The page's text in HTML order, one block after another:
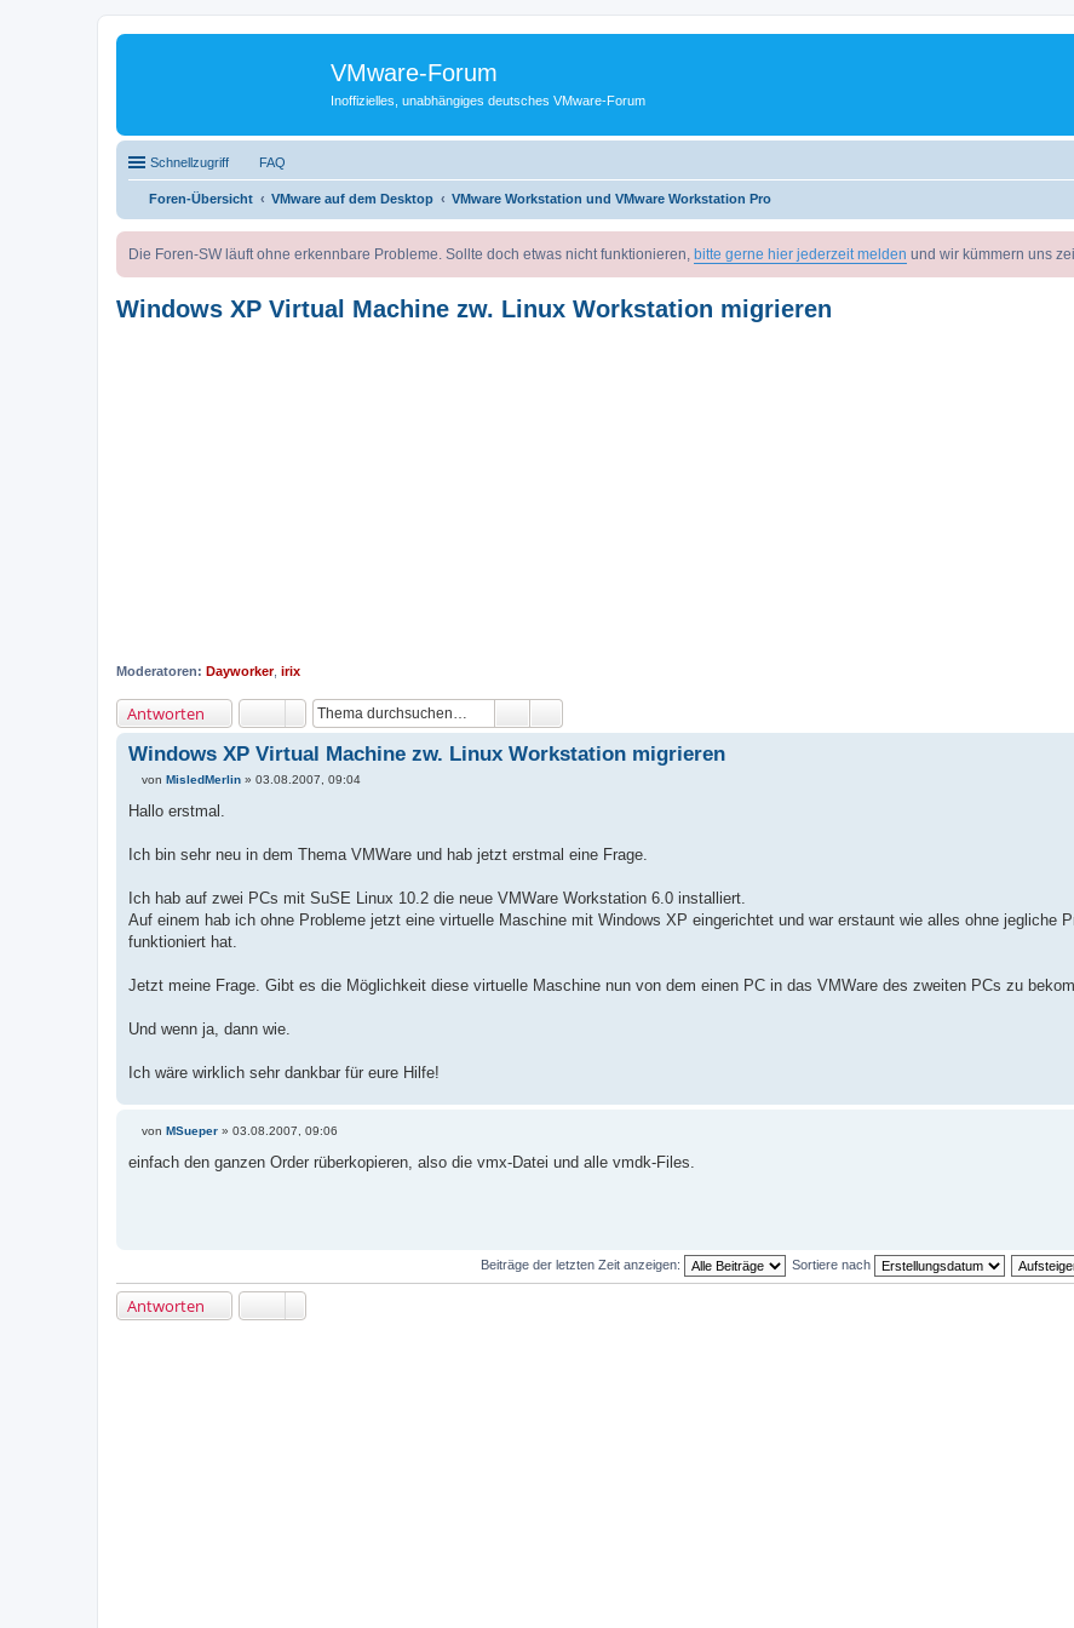
VMware-Forum
Inoffizielles, unabhängiges deutsches VMware-Forum
Schnellzugriff FAQ
Foren-Übersicht VMware auf dem Desktop VMware Workstation und VMware Workstation Pro
Die Foren-SW läuft ohne erkennbare Probleme. Sollte doch etwas nicht funktionieren, bitte gerne hier jederzeit melden und wir kümmern uns
Windows XP Virtual Machine zw. Linux Workstation migrieren
Moderatoren: Dayworker, irix
Antworten
Windows XP Virtual Machine zw. Linux Workstation migrieren
e
i
r
a
von MisledMerlin » 03.08.2007, 09:04
Hallo erstmal.
Ich bin sehr neu in dem Thema VMWare und hab jetzt erstmal eine Frage.
Ich hab auf zwei PCs mit SuSE Linux 10.2 die neue VMWare Workstation 6.0 installiert.
Auf einem hab ich ohne Probleme jetzt eine virtuelle Maschine mit Windows XP eingerichtet und war erstaunt wie alles ohne jegliche
funktioniert hat.
Jetzt meine Frage. Gibt es die Möglichkeit diese virtuelle Maschine nun von dem einen PC in das VMWare des zweiten PCs zu
Und wenn ja, dann wie.
Ich wäre wirklich sehr dankbar für eure Hilfe!
i
von MSueper » 03.08.2007, 09:06
einfach den ganzen Order rüberkopieren, also die vmx-Datei und alle vmdk-Files.
Beiträge der letzten Zeit anzeigen: Sortiere nach
Antworten